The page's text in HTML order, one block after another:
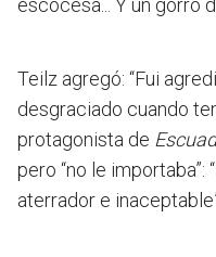
Teilz agregó: “Fui
desgraciado cuando
protagonista de
pero “no le importaba”:
aterrador e